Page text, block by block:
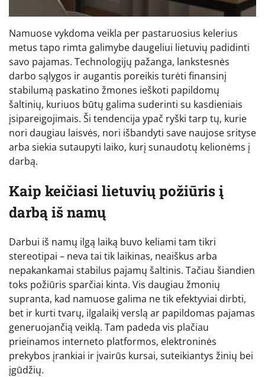
Namuose vykdoma veikla per pastaruosius kelerius
metus tapo rimta galimybe daugeliui lietuvių padidinti
savo pajamas. Technologijų pažanga, lankstesnės
darbo sąlygos ir augantis poreikis turėti finansinį
stabilumą paskatino žmones ieškoti papildomų
šaltinių, kuriuos būtų galima suderinti su kasdieniais
įsipareigojimais. Ši tendencija ypač ryški tarp tų, kurie
nori daugiau laisvės, nori išbandyti save naujose srityse
arba siekia sutaupyti laiko, kurį sunaudotų kelionėms į
darbą.
Kaip keičiasi lietuvių požiūris į
darbą iš namų
Darbui iš namų ilgą laiką buvo keliami tam tikri
stereotipai – neva tai tik laikinas, neaiškus arba
nepakankamai stabilus pajamų šaltinis. Tačiau šiandien
toks požiūris sparčiai kinta. Vis daugiau žmonių
supranta, kad namuose galima ne tik efektyviai dirbti,
bet ir kurti tvarų, ilgalaikį verslą ar papildomas pajamas
generuojančią veiklą. Tam padeda vis plačiau
prieinamos interneto platformos, elektroninės
prekybos įrankiai ir įvairūs kursai, suteikiantys žinių bei
įgūdžių.